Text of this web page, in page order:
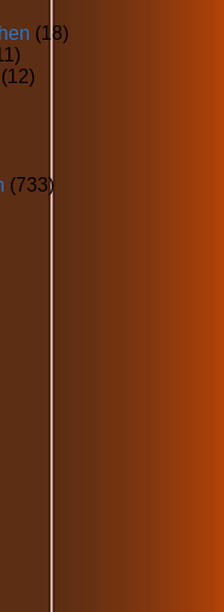
(18)
(12)
(733)